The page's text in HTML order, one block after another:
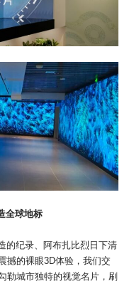
全球地标
的纪录、阿布扎比烈日下清
撼的裸眼3D体验，我们交
勒城市独特的视觉名片，刷